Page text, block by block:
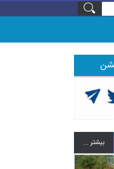
بيشتر ...